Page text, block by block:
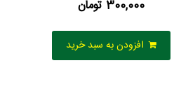
300,000 تومان
افزودن به سبد خرید